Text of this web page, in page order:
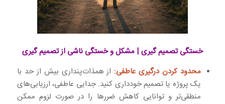
خستگی تصمیم گیری | مشکل و خستگی ناشی از تصمیم گیری
محدود کردن درگیری عاطفی: از همذات‌پنداری بیش از حد با
یک پروژه یا تصمیم خودداری کنید. جدایی عاطفی، ارزیابی‌های
منطقی‌تر و توانایی کاهش ضررها را در صورت لزوم ممکن